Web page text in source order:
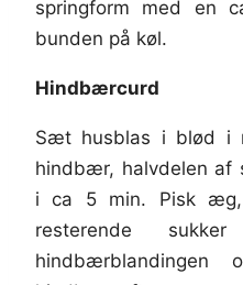
springform med en
bunden på køl.
Hindbærcurd
Sæt husblas i blød i
hindbær, halvdelen af
i ca 5 min. Pisk æg,
resterende